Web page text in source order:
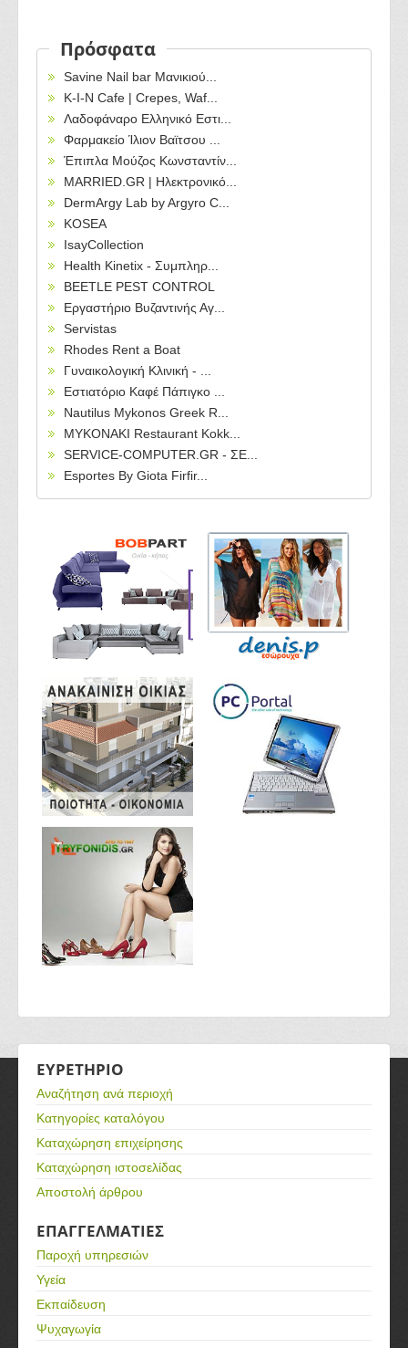
Πρόσφατα
Savine Nail bar Μανικιού...
Κ-Ι-Ν Cafe | Crepes, Waf...
Λαδοφάναρο Ελληνικό Εστι...
Φαρμακείο Ίλιον Βαϊτσου ...
Έπιπλα Μούζος Κωνσταντίν...
MARRIED.GR | Ηλεκτρονικό...
DermArgy Lab by Argyro C...
KOSEA
IsayCollection
Health Kinetix - Συμπληρ...
BEETLE PEST CONTROL
Εργαστήριο Βυζαντινής Αγ...
Servistas
Rhodes Rent a Boat
Γυναικολογική Κλινική - ...
Εστιατόριο Καφέ Πάπιγκο ...
Nautilus Mykonos Greek R...
MYKONAKI Restaurant Kokk...
SERVICE-COMPUTER.GR - ΣΕ...
Esportes By Giota Firfir...
ΕΥΡΕΤΗΡΙΟ
Αναζήτηση ανά περιοχή
Κατηγορίες καταλόγου
Καταχώρηση επιχείρησης
Καταχώρηση ιστοσελίδας
Αποστολή άρθρου
ΕΠΑΓΓΕΛΜΑΤΙΕΣ
Παροχή υπηρεσιών
Υγεία
Εκπαίδευση
Ψυχαγωγία